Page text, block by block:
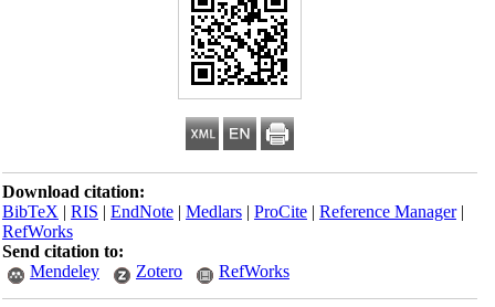
Download citation:
BibTeX|RIS|EndNote|Medlars|ProCite|Reference Manager
RefWorks
Send citation to:
Mendeley
Zotero RefWorks